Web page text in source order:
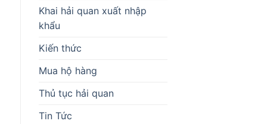
Khai hải quan xuất nhập
khẩu
Kiến thức
Mua hộ hàng
Thủ tục hải quan
Tin Tức